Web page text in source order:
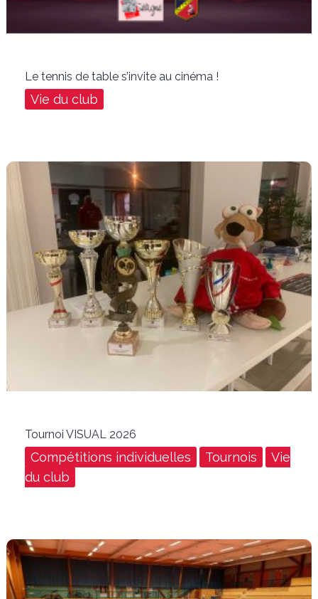
Le tennis de table s’invite au cinéma !
Vie du club
Tournoi VISUAL 2026
Compétitions individuelles Tournois
Vie
du club